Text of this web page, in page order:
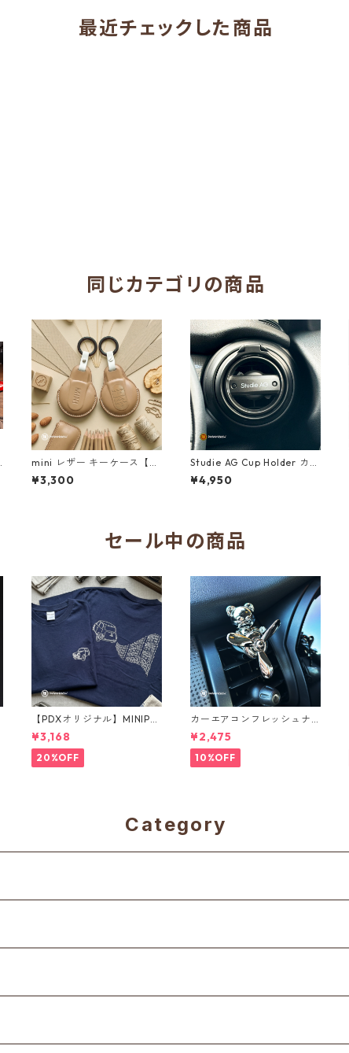
最近チェックした商品
同じカテゴリの商品
mini レザー キーケース【F
系】全10種
¥3,300
Studie AG Cup Holder カッ
プホルダー type2 ブラック
¥4,950
セール中の商品
【PDXオリジナル】MINIPHI
LE Tシャツ
¥3,168
20%OFF
カーエアコンフレッシュナ
ー メタルベア（シルバ
ー）
¥2,475
10%OFF
Category